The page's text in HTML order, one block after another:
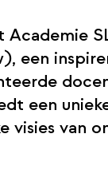
Academie
een
een
visies van